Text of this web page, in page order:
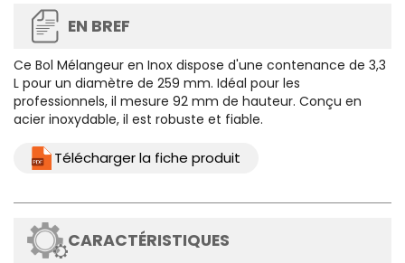
EN BREF
Ce Bol Mélangeur en Inox dispose d'une contenance de 3,3
L pour un diamètre de 259 mm. Idéal pour les
professionnels, il mesure 92 mm de hauteur. Conçu en
acier inoxydable, il est robuste et fiable.
Télécharger la fiche produit
CARACTÉRISTIQUES